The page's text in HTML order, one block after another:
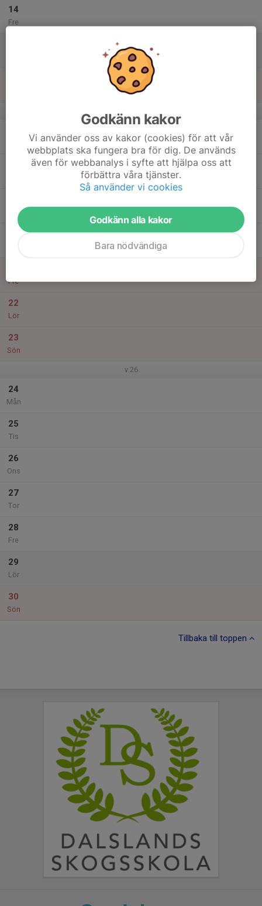
14
Fre
Ons
Fre
22
Lör
23
Sön
v.26
24
Mån
25
Tis
26
Ons
27
Tor
28
Fre
29
Lör
30
Sön
Tillbaka till toppen
Godkänn kakor
Vi använder oss av kakor (cookies) för att vår
webbplats ska fungera bra för dig. De används
även för webbanalys i syfte att hjälpa oss att
förbättra våra tjänster.
Så använder vi cookies
Godkänn alla kakor
Bara nödvändiga